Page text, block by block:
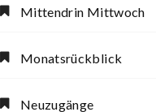
Mittendrin Mittwoch
Monatsrückblick
Neuzugänge